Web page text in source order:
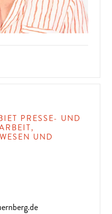
PRESSE- UND
UND